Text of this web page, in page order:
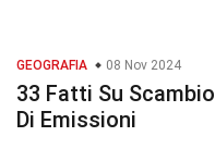
GEOGRAFIA 08 Nov 2024
33 Fatti Su Scambio
Di Emissioni